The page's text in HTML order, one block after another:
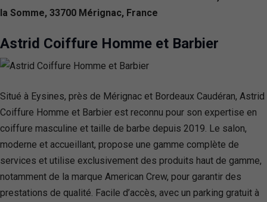
la Somme, 33700 Mérignac, France
Astrid Coiffure Homme et Barbier
Situé à Eysines, près de Mérignac et Bordeaux Caudéran, Astrid
Coiffure Homme et Barbier est reconnu pour son expertise en
coiffure masculine et taille de barbe depuis 2019. Le salon,
moderne et accueillant, propose une gamme complète de
services et utilise exclusivement des produits haut de gamme,
notamment de la marque American Crew, pour garantir des
prestations de qualité. Facile d’accès, avec un parking gratuit à